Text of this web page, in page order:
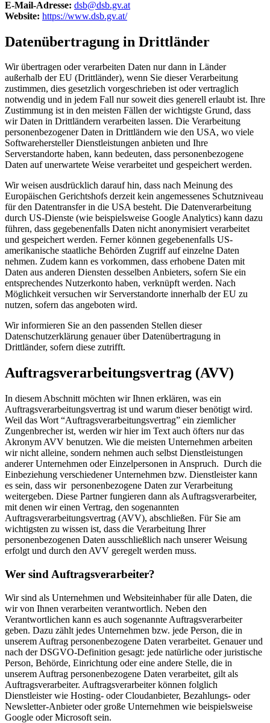
E-Mail-Adresse: dsb@dsb.gv.at
Website: https://www.dsb.gv.at/
Datenübertragung in Drittländer
Wir übertragen oder verarbeiten Daten nur dann in Länder
außerhalb der EU (Drittländer), wenn Sie dieser Verarbeitung
zustimmen, dies gesetzlich vorgeschrieben ist oder vertraglich
notwendig und in jedem Fall nur soweit dies generell erlaubt ist. Ihre
Zustimmung ist in den meisten Fällen der wichtigste Grund, dass
wir Daten in Drittländern verarbeiten lassen. Die Verarbeitung
personenbezogener Daten in Drittländern wie den USA, wo viele
Softwarehersteller Dienstleistungen anbieten und Ihre
Serverstandorte haben, kann bedeuten, dass personenbezogene
Daten auf unerwartete Weise verarbeitet und gespeichert werden.
Wir weisen ausdrücklich darauf hin, dass nach Meinung des
Europäischen Gerichtshofs derzeit kein angemessenes Schutzniveau
für den Datentransfer in die USA besteht. Die Datenverarbeitung
durch US-Dienste (wie beispielsweise Google Analytics) kann dazu
führen, dass gegebenenfalls Daten nicht anonymisiert verarbeitet
und gespeichert werden. Ferner können gegebenenfalls US-
amerikanische staatliche Behörden Zugriff auf einzelne Daten
nehmen. Zudem kann es vorkommen, dass erhobene Daten mit
Daten aus anderen Diensten desselben Anbieters, sofern Sie ein
entsprechendes Nutzerkonto haben, verknüpft werden. Nach
Möglichkeit versuchen wir Serverstandorte innerhalb der EU zu
nutzen, sofern das angeboten wird.
Wir informieren Sie an den passenden Stellen dieser
Datenschutzerklärung genauer über Datenübertragung in
Drittländer, sofern diese zutrifft.
Auftragsverarbeitungsvertrag (AVV)
In diesem Abschnitt möchten wir Ihnen erklären, was ein
Auftragsverarbeitungsvertrag ist und warum dieser benötigt wird.
Weil das Wort “Auftragsverarbeitungsvertrag” ein ziemlicher
Zungenbrecher ist, werden wir hier im Text auch öfters nur das
Akronym AVV benutzen. Wie die meisten Unternehmen arbeiten
wir nicht alleine, sondern nehmen auch selbst Dienstleistungen
anderer Unternehmen oder Einzelpersonen in Anspruch. Durch die
Einbeziehung verschiedener Unternehmen bzw. Dienstleister kann
es sein, dass wir personenbezogene Daten zur Verarbeitung
weitergeben. Diese Partner fungieren dann als Auftragsverarbeiter,
mit denen wir einen Vertrag, den sogenannten
Auftragsverarbeitungsvertrag (AVV), abschließen. Für Sie am
wichtigsten zu wissen ist, dass die Verarbeitung Ihrer
personenbezogenen Daten ausschließlich nach unserer Weisung
erfolgt und durch den AVV geregelt werden muss.
Wer sind Auftragsverarbeiter?
Wir sind als Unternehmen und Websiteinhaber für alle Daten, die
wir von Ihnen verarbeiten verantwortlich. Neben den
Verantwortlichen kann es auch sogenannte Auftragsverarbeiter
geben. Dazu zählt jedes Unternehmen bzw. jede Person, die in
unserem Auftrag personenbezogene Daten verarbeitet. Genauer und
nach der DSGVO-Definition gesagt: jede natürliche oder juristische
Person, Behörde, Einrichtung oder eine andere Stelle, die in
unserem Auftrag personenbezogene Daten verarbeitet, gilt als
Auftragsverarbeiter. Auftragsverarbeiter können folglich
Dienstleister wie Hosting- oder Cloudanbieter, Bezahlungs- oder
Newsletter-Anbieter oder große Unternehmen wie beispielsweise
Google oder Microsoft sein.